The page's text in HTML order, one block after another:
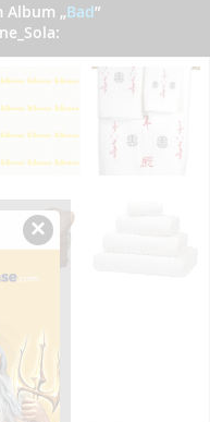
Album „Bad”
×